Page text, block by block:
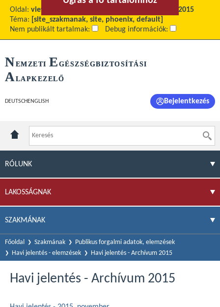
Oldal: view
Havi jelentés - Archívum 2015
Téma:
[site_szakmanak, site, phoenix, default]
Nem publikált tartalmak:
Debug információk:
NEMZETI E GÉSZSÉGBIZTOSÍTÁSI
ALAPKEZELŐ
DEUTSCH ENGLISH Bejelentkezés
RÓLUNK
LAKOSSÁGNAK
SZAKMÁNAK
Főoldal Szakmának
Publikus forgalmi adatok, elemzések
Havi jelentés - elemzések
Havi jelentés - Archívum 2015
Havi jelentés - Archívum 2015